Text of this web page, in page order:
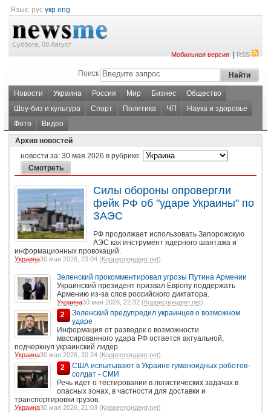
Язык: рус укр eng
Суббота, 08 Август
Мобильная версия|RSS
Поиск
Новости Украина Россия Мир Бизнес
Общество
Шоу-биз и культура
Спорт Политика ЧП
Наука и здоровье
Фото
Видео
Архив новостей
новости за: 30 мая 2026 в рубрике:
Силы обороны опровергли
фейк РФ об "ударе Украины" по
ЗАЭС
РФ продолжает использовать Запорожскую
АЭС как инструмент ядерного шантажа и
информационных провокаций.
Украина30 мая 2026, 23:04 (Корреспондент.net)
Зеленский прокомментировал угрозы Путина Армении
Украинский президент призвал Европу поддержать
Армению из-за слов российского диктатора.
Украина30 мая 2026, 22:32 (Корреспондент.net)
2
Зеленский предупредил украинцев о возможном
ударе
Информация от разведок о возможности
массированного удара РФ остается актуальной,
подчеркнул украинский лидер.
Украина30 мая 2026, 20:24 (Корреспондент.net)
2
США испытывают в Украине гуманоидных роботов-
солдат - СМИ
Речь идет о тестировании в логистических задачах в
опасных зонах, в частности для доставки и
транспортировки грузов.
Украина30 мая 2026, 21:03 (Корреспондент.net)